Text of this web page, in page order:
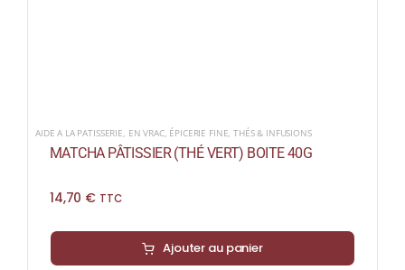
AIDE A LA PATISSERIE, EN VRAC, ÉPICERIE FINE,THÉS & INFUSIONS
MATCHA PÂTISSIER (THÉ VERT) BOITE 40G
14,70 € TTC
Ajouter au panier